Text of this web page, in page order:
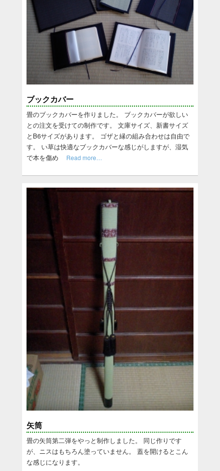
ブックカバー
畳のブックカバーを作りました。 ブックカバーが欲しい
との注文を受けての制作です。 文庫サイズ、新書サイズ
とB6サイズがあります。 ゴザと縁の組み合わせは自由で
す。 い草は快適なブックカバーな感じがしますが、湿気
で本を傷め
Read more…
矢筒
畳の矢筒第二弾をやっと制作しました。 同じ作りです
が、ニスはもちろん塗っていません。 蓋を開けるとこん
な感じになります。